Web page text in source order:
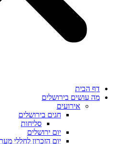
דף הבית
מה עושים בירושלים
אירועים
חגים בירושלים
סליחות
יום ירושלים
יום הזכרון לחללי